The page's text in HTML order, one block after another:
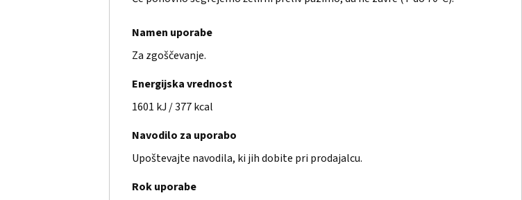
Namen uporabe
Za zgoščevanje.
Energijska vrednost
1601 kJ / 377 kcal
Navodilo za uporabo
Upoštevajte navodila, ki jih dobite pri prodajalcu.
Rok uporabe